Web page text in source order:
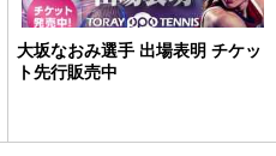
大坂なおみ選手 出場表明 チケッ
ト先行販売中